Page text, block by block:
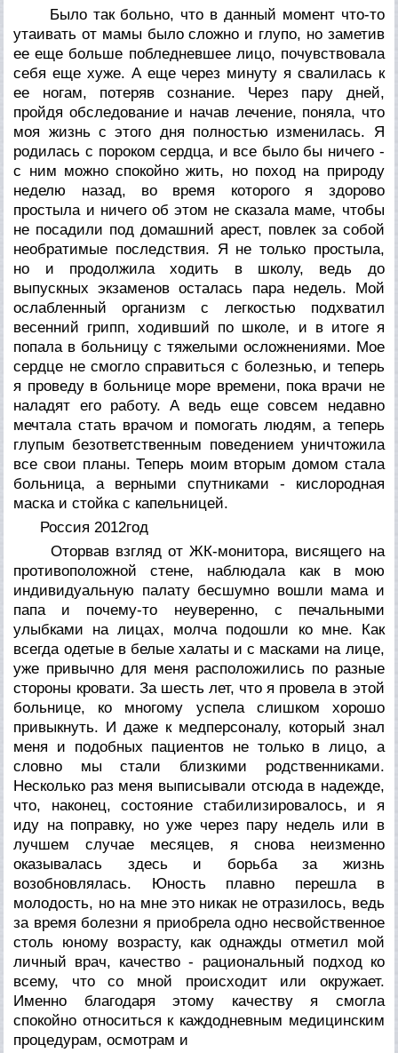
Было так больно, что в данный момент что-то
утаивать от мамы было сложно и глупо, но заметив
ее еще больше побледневшее лицо, почувствовала
себя еще хуже. А еще через минуту я свалилась к
ее ногам, потеряв сознание. Через пару дней,
пройдя обследование и начав лечение, поняла, что
моя жизнь с этого дня полностью изменилась. Я
родилась с пороком сердца, и все было бы ничего -
с ним можно спокойно жить, но поход на природу
неделю назад, во время которого я здорово
простыла и ничего об этом не сказала маме, чтобы
не посадили под домашний арест, повлек за собой
необратимые последствия. Я не только простыла,
но и продолжила ходить в школу, ведь до
выпускных экзаменов осталась пара недель. Мой
ослабленный организм с легкостью подхватил
весенний грипп, ходивший по школе, и в итоге я
попала в больницу с тяжелыми осложнениями. Мое
сердце не смогло справиться с болезнью, и теперь
я проведу в больнице море времени, пока врачи не
наладят его работу. А ведь еще совсем недавно
мечтала стать врачом и помогать людям, а теперь
глупым безответственным поведением уничтожила
все свои планы. Теперь моим вторым домом стала
больница, а верными спутниками - кислородная
маска и стойка с капельницей.
Россия 2012год
Оторвав взгляд от ЖК-монитора, висящего на
противоположной стене, наблюдала как в мою
индивидуальную палату бесшумно вошли мама и
папа и почему-то неуверенно, с печальными
улыбками на лицах, молча подошли ко мне. Как
всегда одетые в белые халаты и с масками на лице,
уже привычно для меня расположились по разные
стороны кровати. За шесть лет, что я провела в этой
больнице, ко многому успела слишком хорошо
привыкнуть. И даже к медперсоналу, который знал
меня и подобных пациентов не только в лицо, а
словно мы стали близкими родственниками.
Несколько раз меня выписывали отсюда в надежде,
что, наконец, состояние стабилизировалось, и я
иду на поправку, но уже через пару недель или в
лучшем случае месяцев, я снова неизменно
оказывалась здесь и борьба за жизнь
возобновлялась. Юность плавно перешла в
молодость, но на мне это никак не отразилось, ведь
за время болезни я приобрела одно несвойственное
столь юному возрасту, как однажды отметил мой
личный врач, качество - рациональный подход ко
всему, что со мной происходит или окружает.
Именно благодаря этому качеству я смогла
спокойно относиться к каждодневным медицинским
процедурам, осмотрам и